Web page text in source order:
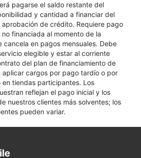
pagarse el saldo restante del
y cantidad a financiar del
aprobación de crédito. Requiere pago
financiada al momento de la
cancela en pagos mensuales. Debe
elegible y estar al corriente
del plan de financiamiento de
aplicar cargos por pago tardío o por
tiendas participantes. Los
reflejan el pago inicial y los
nuestros clientes más solventes; los
pueden variar.